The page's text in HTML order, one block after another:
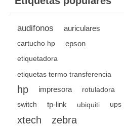
audifonos auriculares
cartucho hp epson
etiquetadora
etiquetas termo transferencia
hp impresora rotuladora
switch tp-link ubiquiti ups
xtech zebra